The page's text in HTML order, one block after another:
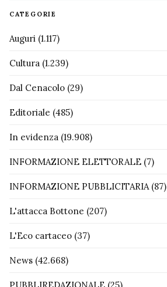
CATEGORIE
Auguri (1.117)
Cultura (1.239)
Dal Cenacolo (29)
Editoriale (485)
In evidenza (19.908)
INFORMAZIONE ELETTORALE (7)
INFORMAZIONE PUBBLICITARIA (87)
L'attacca Bottone (207)
L'Eco cartaceo (37)
News (42.668)
PUBBLIREDAZIONALE (25)